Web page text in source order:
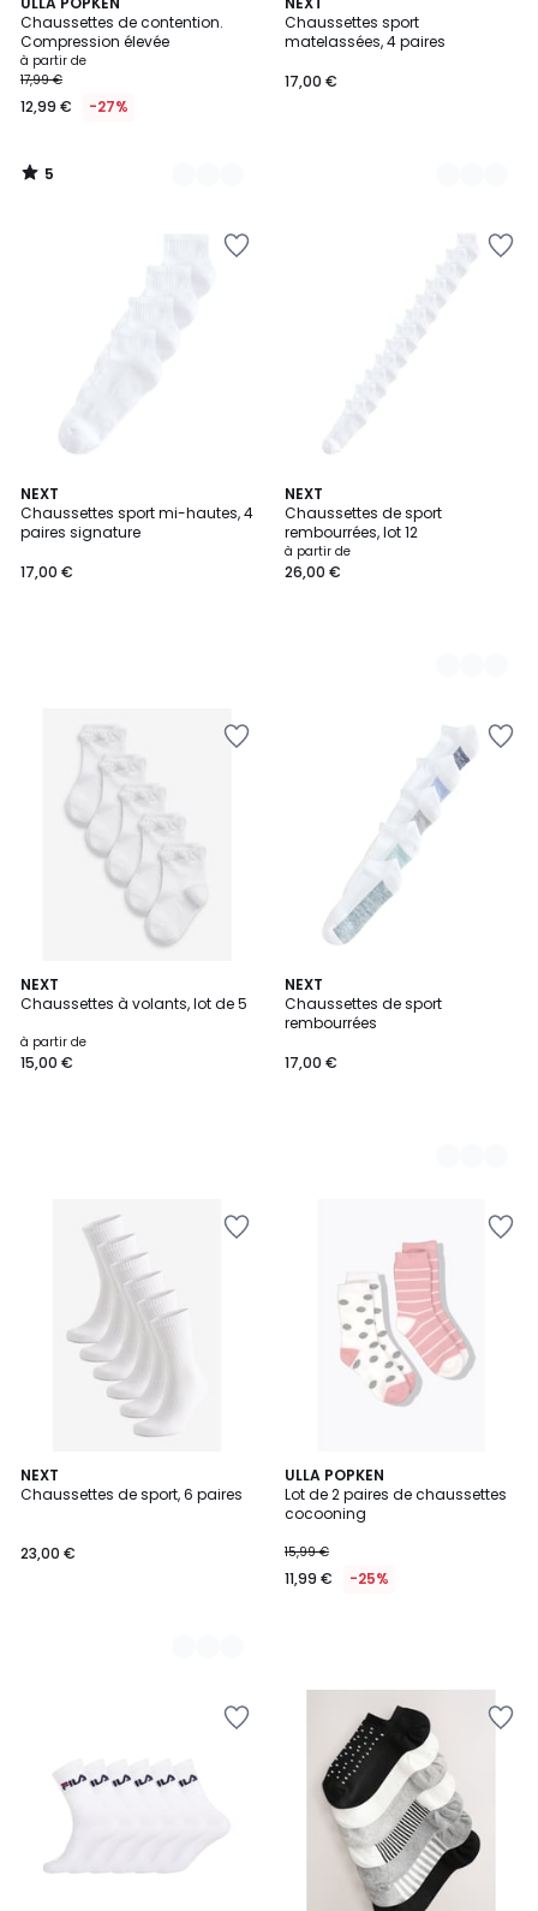
Chaussettes de contention.
Compression élevée
à partir de
17,99 €
12,99 € -27%
/
5
10
Couleurs
5
/
Chaussettes sport
matelassées, 4 paires
17,00 €
2
Couleurs
NEXT
Chaussettes sport mi-hautes, 4
paires signature
17,00 €
NEXT
Chaussettes de sport
rembourrées, lot 12
à partir de
26,00 €
2
Couleurs
NEXT
Chaussettes à volants, lot de 5
à partir de
15,00 €
NEXT
Chaussettes de sport
rembourrées
17,00 €
3
Couleurs
NEXT
Chaussettes de sport, 6 paires
23,00 €
3
Couleurs
ULLA POPKEN
Lot de 2 paires de chaussettes
cocooning
15,99 €
11,99 € -25%